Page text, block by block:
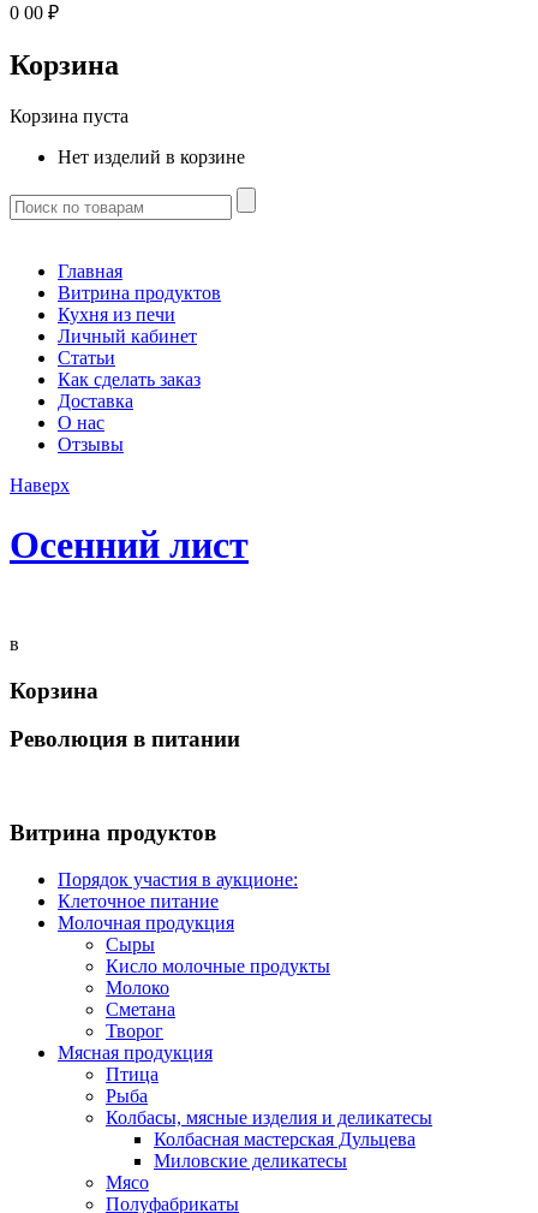
0 00 ₽
Корзина
Корзина пуста
Нет изделий в корзине
Главная
Витрина продуктов
Кухня из печи
Личный кабинет
Статьи
Как сделать заказ
Доставка
О нас
Отзывы
Наверх
Осенний лист
в
Корзина
Революция в питании
Витрина продуктов
Порядок участия в аукционе:
Клеточное питание
Молочная продукция
Сыры
Кисло молочные продукты
Молоко
Сметана
Творог
Мясная продукция
Птица
Рыба
Колбасы, мясные изделия и деликатесы
Колбасная мастерская Дульцева
Миловские деликатесы
Мясо
Полуфабрикаты